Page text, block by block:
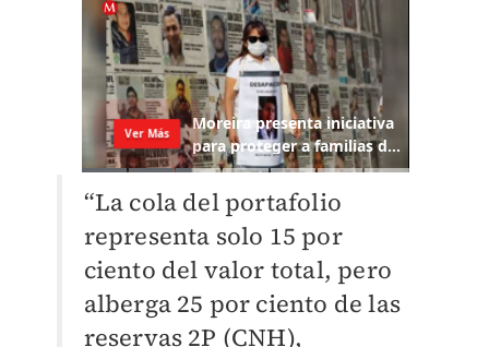
“La cola del portafolio
representa solo 15 por
ciento del valor total, pero
alberga 25 por ciento de las
reservas 2P (CNH),